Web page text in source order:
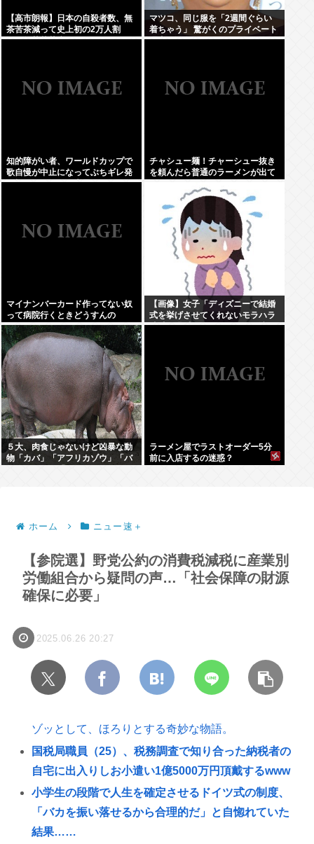
【高市朗報】日本の自殺者数、無
茶苦茶減って史上初の2万人割
れ。無茶苦茶生きやすい国になっ
マツコ、同じ服を「2週間ぐらい
着ちゃう」 驚がくのプライベート
理由を激白
知的障がい者、ワールドカップで
歌自慢が中止になってぶちギレ発
狂親を殴りまくり大暴れwww
チャシュー麺！チャーシュー抜き
を頼んだら普通のラーメンが出て
マイナンバーカード作ってない奴
って病院行くときどうすんの
【画像】女子「ディズニーで結婚
式を挙げさせてくれないモラハラ
彼氏。過呼吸になりました。涙が
５大、肉食じゃないけど凶暴な動
物「カバ」「アフリカゾウ」「バ
ラーメン屋でラストオーダー5分
前に入店するの迷惑？
ホーム ニュー速＋
【参院選】野党公約の消費税減税に産業別
労働組合から疑問の声…「社会保障の財源
確保に必要」
2025.06.26 20:27
ゾッとして、ほろりとする奇妙な物語。
国税局職員（25）、税務調査で知り合った納税者の
自宅に出入りしお小遣い1億5000万円頂戴するwww
小学生の段階で人生を確定させるドイツ式の制度、
「バカを振い落せるから合理的だ」と自惚れていた
結果……